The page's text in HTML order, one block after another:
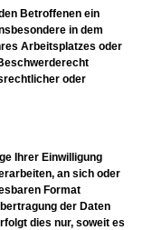
Betroffenen ein
in dem
Arbeitsplatzes oder
oder
Ihrer Einwilligung
an sich oder
Format
der Daten
dies nur, soweit es